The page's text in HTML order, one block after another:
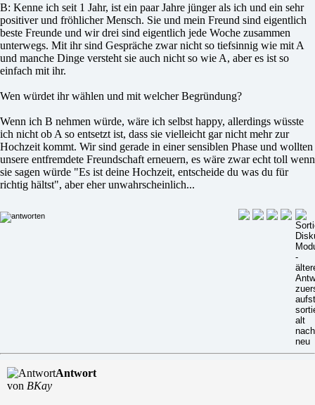
B: Kenne ich seit 1 Jahr, ist ein paar Jahre jünger als ich und ein sehr
positiver und fröhlicher Mensch. Sie und mein Freund sind eigentlich
beste Freunde und wir drei sind eigentlich jede Woche zusammen
unterwegs. Mit ihr sind Gespräche zwar nicht so tiefsinnig wie mit A
und manche Dinge versteht sie auch nicht so wie A, aber es ist so
einfach mit ihr.
Wen würdet ihr wählen und mit welcher Begründung?
Wenn ich B nehmen würde, wäre ich selbst happy, allerdings wüsste
ich nicht ob A so entsetzt ist, dass sie vielleicht gar nicht mehr zur
Hochzeit kommt. Wir sind gerade in einer sensiblen Phase und wollten
unsere entfremdete Freundschaft erneuern, es wäre zwar echt toll wenn
sie sagen würde "Es ist deine Hochzeit, entscheide du was du für
richtig hältst", aber eher unwahrscheinlich...
Antwort
von BKay